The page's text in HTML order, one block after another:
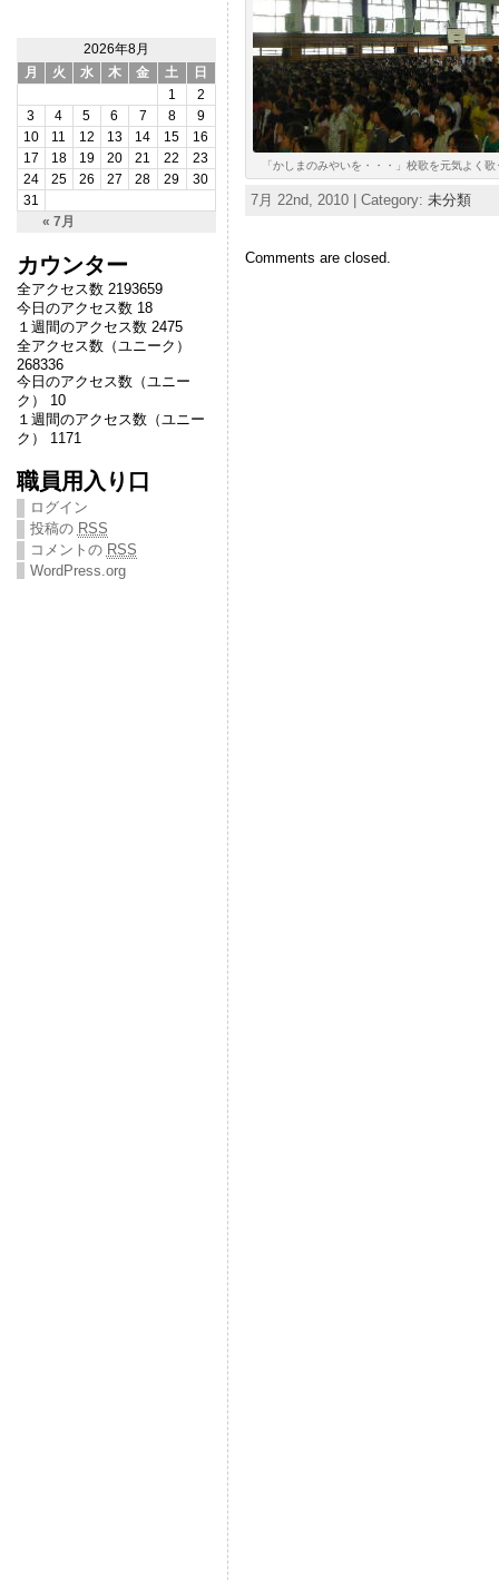
2026年8月
月
火 水 木 金 土 日
« 7月
1
2
3
4 5 6 7 8
9
10
11 12 13 14 15
16
17
18 19 20 21 22
23
24
25 26 27 28 29
30
31
カウンター
全アクセス数 2193659
今日のアクセス数 18
１週間のアクセス数 2475
全アクセス数（ユニーク）
268336
今日のアクセス数（ユニー
ク） 10
１週間のアクセス数（ユニー
ク） 1171
職員用入り口
ログイン
投稿の RSS
コメントの RSS
WordPress.org
「かしまのみやいを・・・」校歌を元気よく
7月 22nd, 2010 | Category: 未分類
Comments are closed.